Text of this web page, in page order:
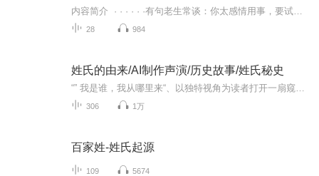
28 984
姓氏的由来/AI制作声演/历史故事/姓氏秘史
306 1万
百家姓-姓氏起源
109 5674